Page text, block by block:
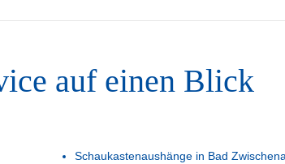
auf einen Blick
Schaukastenaushänge in Bad